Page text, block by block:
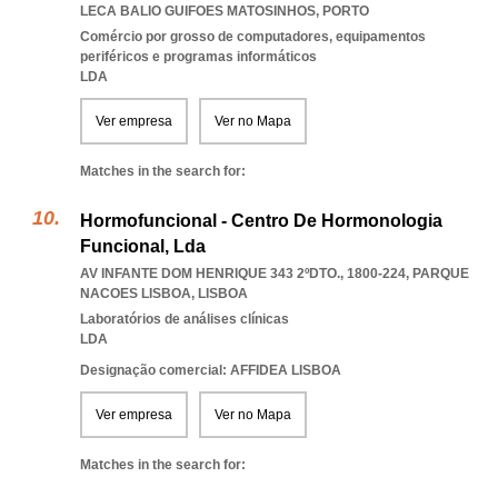
LECA BALIO GUIFOES MATOSINHOS, PORTO
Comércio por grosso de computadores, equipamentos
periféricos e programas informáticos
LDA
Ver empresa Ver no Mapa
Matches in the search for:
Hormofuncional - Centro De Hormonologia
Funcional, Lda
AV INFANTE DOM HENRIQUE 343 2ºDTO., 1800-224, PARQUE
NACOES LISBOA, LISBOA
Laboratórios de análises clínicas
LDA
Designação comercial: AFFIDEA LISBOA
Ver empresa Ver no Mapa
Matches in the search for: